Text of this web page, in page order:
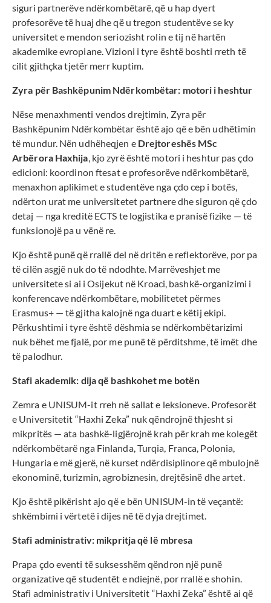
siguri partnerëve ndërkombëtarë, që u hap dyert
profesorëve të huaj dhe që u tregon studentëve se ky
universitet e mendon seriozisht rolin e tij në hartën
akademike evropiane. Vizioni i tyre është boshti rreth të
cilit gjithçka tjetër merr kuptim.
Zyra për Bashkëpunim Ndërkombëtar: motori i heshtur
Nëse menaxhmenti vendos drejtimin, Zyra për
Bashkëpunim Ndërkombëtar është ajo që e bën udhëtimin
të mundur. Nën udhëheqjen e Drejtoreshës MSc
Arbërora Haxhija, kjo zyrë është motori i heshtur pas çdo
edicioni: koordinon ftesat e profesorëve ndërkombëtarë,
menaxhon aplikimet e studentëve nga çdo cep i botës,
ndërton urat me universitetet partnere dhe siguron që çdo
detaj — nga kreditë ECTS te logjistika e pranisë fizike — të
funksionojë pa u vënë re.
Kjo është punë që rrallë del në dritën e reflektorëve, por pa
të cilën asgjë nuk do të ndodhte. Marrëveshjet me
universitete si ai i Osijekut në Kroaci, bashkë-organizimi i
konferencave ndërkombëtare, mobilitetet përmes
Erasmus+ — të gjitha kalojnë nga duart e këtij ekipi.
Përkushtimi i tyre është dëshmia se ndërkombëtarizimi
nuk bëhet me fjalë, por me punë të përditshme, të imët dhe
të palodhur.
Stafi akademik: dija që bashkohet me botën
Zemra e UNISUM-it rreh në sallat e leksioneve. Profesorët
e Universitetit “Haxhi Zeka” nuk qëndrojnë thjesht si
mikpritës — ata bashkë-ligjërojnë krah për krah me kolegët
ndërkombëtarë nga Finlanda, Turqia, Franca, Polonia,
Hungaria e më gjerë, në kurset ndërdisiplinore që mbulojnë
ekonominë, turizmin, agrobiznesin, drejtësinë dhe artet.
Kjo është pikërisht ajo që e bën UNISUM-in të veçantë:
shkëmbimi i vërtetë i dijes në të dyja drejtimet.
Stafi administrativ: mikpritja që lë mbresa
Prapa çdo eventi të suksesshëm qëndron një punë
organizative që studentët e ndiejnë, por rrallë e shohin.
Stafi administrativ i Universitetit “Haxhi Zeka” është ai që